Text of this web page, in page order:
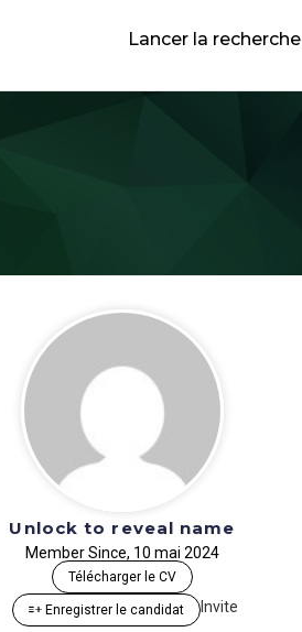
Lancer la recherche
Unlock to reveal name
Member Since, 10 mai 2024
Télécharger le CV
Enregistrer le candidat Invite